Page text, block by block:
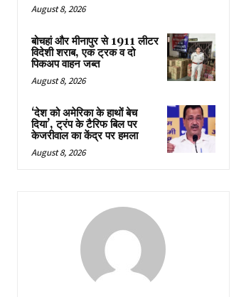
August 8, 2026
बोचहां और मीनापुर से 1911 लीटर
विदेशी शराब, एक ट्रक व दो
पिकअप वाहन जब्त
August 8, 2026
‘देश को अमेरिका के हाथों बेच
दिया’, ट्रंप के टैरिफ बिल पर
केजरीवाल का केंद्र पर हमला
August 8, 2026